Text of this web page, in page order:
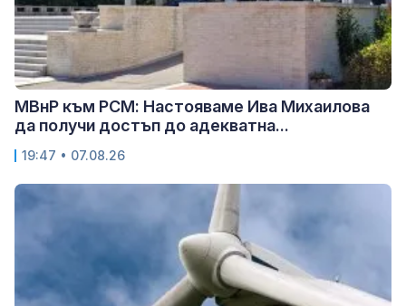
МВнР към РСМ: Настояваме Ива Михаилова
да получи достъп до адекватна...
19:47 • 07.08.26